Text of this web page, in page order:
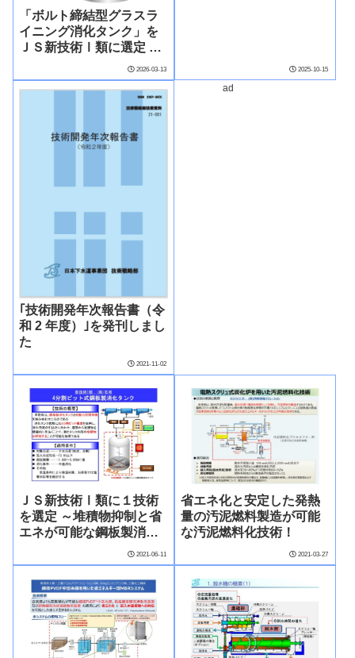
「ボルト締結型グラスラ
イニング消化タンク」を
ＪＳ新技術Ⅰ類に選定 ―
鋼板パネルの地上組立工
法で、建設・維持管理の
省力化とLCC削減を実現
2026-03-13 2025-10-15
｢技術開発年次報告書（令
和 2 年度）｣を発刊しまし
た
2021-11-02
ad
ＪＳ新技術Ⅰ類に１技術
を選定 ～堆積物抑制と省
エネが可能な鋼板製消化
2021-06-11
省エネ化と安定した発熱
量の汚泥燃料製造が可能
な汚泥燃料化技術！
2021-03-27